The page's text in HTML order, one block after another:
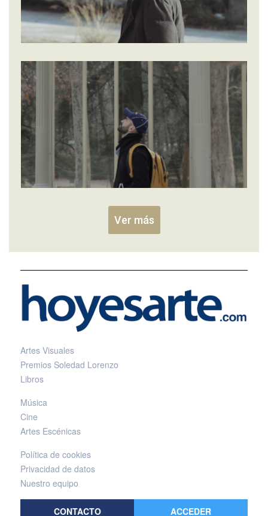
Ver más
Artes Visuales
Premios Soledad Lorenzo
Libros
Música
Cine
Artes Escénicas
Política de cookies
Privacidad de datos
Nuestro equipo
CONTACTO ACCEDER